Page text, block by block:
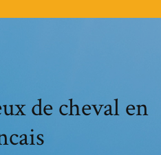
de cheval en